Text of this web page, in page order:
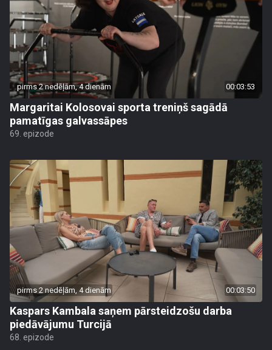
pirms 2 nedēļām, 4 dienām 00:03:53
Margaritai Kolosovai sporta treniņš sagādā
pamatīgas galvassāpes
69. epizode
pirms 2 nedēļām, 4 dienām 00:03:50
Kaspars Kambala saņem pārsteidzošu darba
piedāvājumu Turcijā
68. epizode